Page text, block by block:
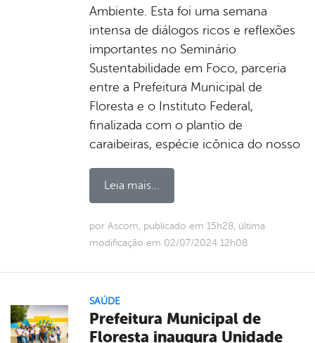
Ambiente. Esta foi uma semana
intensa de diálogos ricos e reflexões
importantes no Seminário
Sustentabilidade em Foco, parceria
entre a Prefeitura Municipal de
Floresta e o Instituto Federal,
finalizada com o plantio de
caraibeiras, espécie icônica do nosso
Leia mais...
por Ascom, publicado em 15h28, última
modificação em 02/07/2024 12h08
SAÚDE
Prefeitura Municipal de
Floresta inaugura Unidade